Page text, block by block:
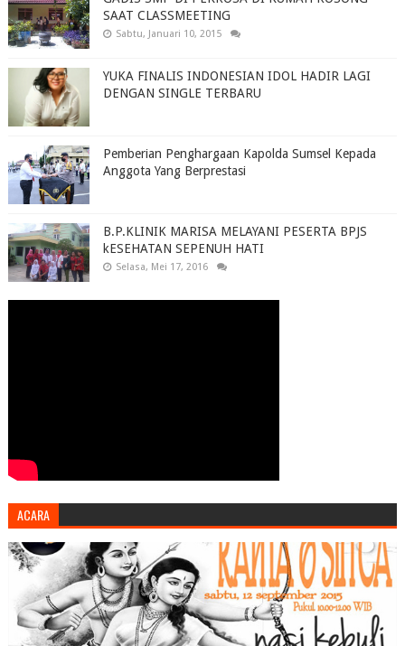
SAAT CLASSMEETING
Sabtu, Januari 10, 2015
YUKA FINALIS INDONESIAN IDOL HADIR LAGI
DENGAN SINGLE TERBARU
Pemberian Penghargaan Kapolda Sumsel Kepada
Anggota Yang Berprestasi
B.P.KLINIK MARISA MELAYANI PESERTA BPJS
kESEHATAN SEPENUH HATI
Selasa, Mei 17, 2016
ACARA